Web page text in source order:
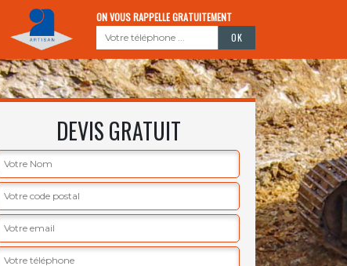
ON VOUS RAPPELLE GRATUITEMENT
DEVIS GRATUIT